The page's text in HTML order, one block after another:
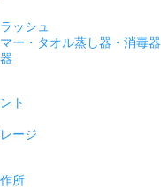
ッシュ
ー・タオル蒸し器・消毒器
ト
ージ
所